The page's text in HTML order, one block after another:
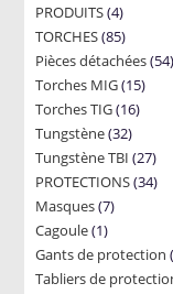
PRODUITS 44
products
TORCHES 8585
Pièces détachées 54
Torches MIG 1515
Torches TIG 1616
Tungstène 3232
Tungstène TBI 2727
PROTECTIONS 3434
Masques 77
Cagoule 11
product
Gants de protection
Tabliers de